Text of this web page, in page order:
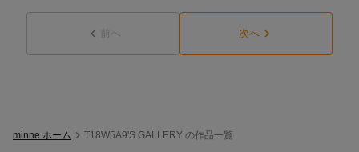
前へ 次へ
minne ホーム T18W5A9'S GALLERY の作品一覧